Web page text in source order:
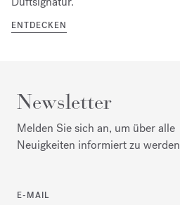
ENTDECKEN
Newsletter
Melden Sie sich an, um über alle
Neuigkeiten informiert zu werden
E-MAIL